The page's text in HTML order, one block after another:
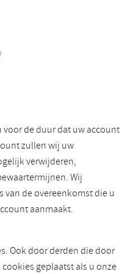
voor de duur dat uw account
zullen wij uw
verwijderen,
Wij
van de overeenkomst die u
aanmaakt.
Ook door derden die door
geplaatst als u onze